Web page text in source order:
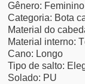
Gênero: Feminino
Categoria: Bota
Material do
Material interno:
Cano: Longo
Tipo de salto:
Solado: PU